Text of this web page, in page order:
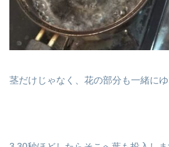
茎だけじゃなく、花の部分も一緒にゆ